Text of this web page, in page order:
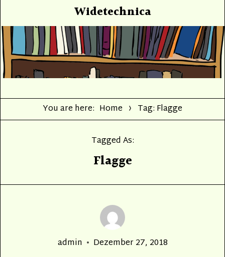
Widetechnica
You are here: Home Tag: Flagge
Tagged As:
Flagge
Author
admin
Posted
Dezember 27, 2018